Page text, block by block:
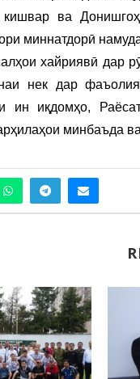
кишвар ва
миннатдорӣ
хайриявӣ дар
нек дар
ин иқдомҳо,
минбаъда